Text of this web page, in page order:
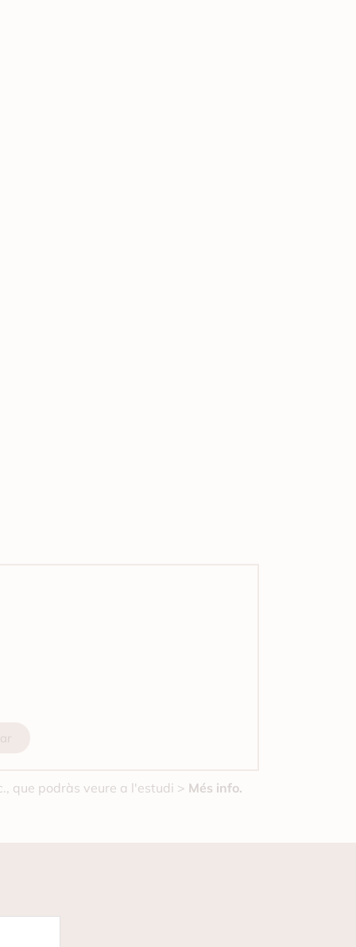
que podràs veure a l'estudi > Més info.